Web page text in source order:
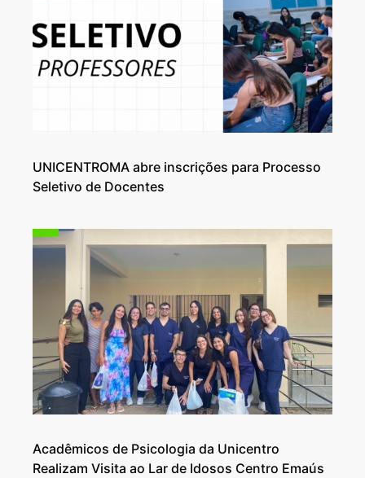
UNICENTROMA abre inscrições para Processo
Seletivo de Docentes
Acadêmicos de Psicologia da Unicentro
Realizam Visita ao Lar de Idosos Centro Emaús